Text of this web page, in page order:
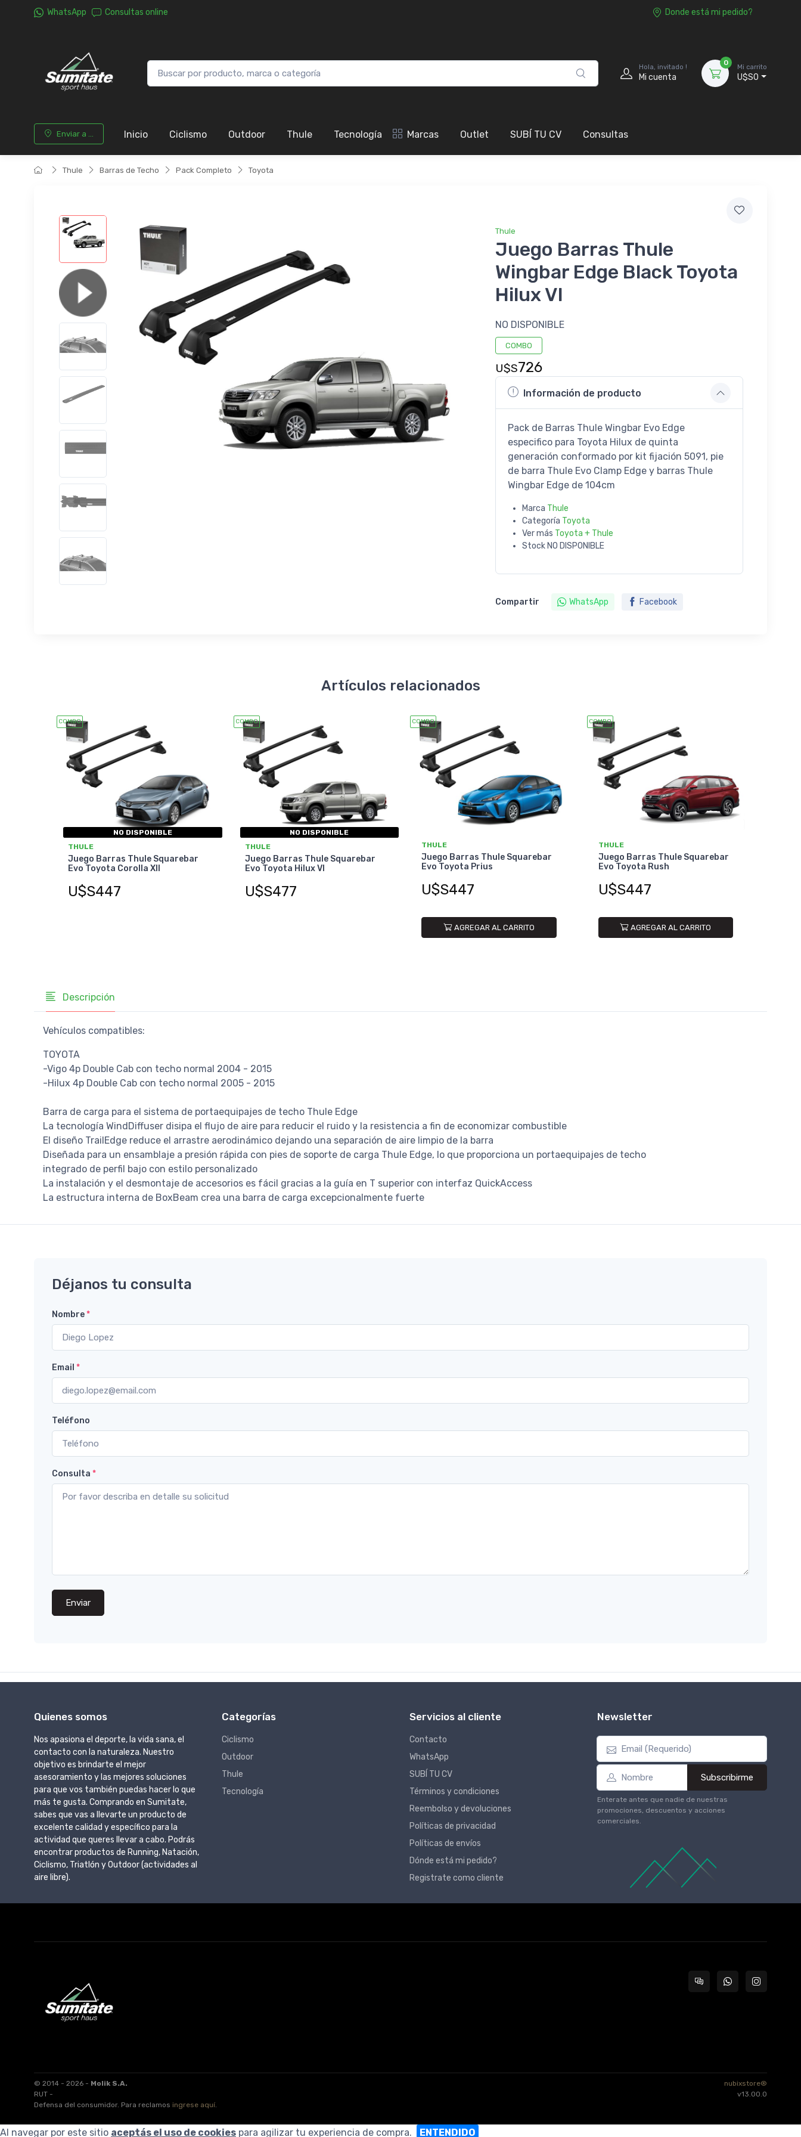
WhatsApp Consultas online Donde está mi pedido?
Hola, invitado !
Mi cuenta
0
Mi carrito
U$S0
Enviar a ... Inicio Ciclismo Outdoor Thule Tecnología Marcas Outlet SUBÍ TU CV Consultas
Thule Barras de Techo Pack Completo Toyota
Thule
Juego Barras Thule
Wingbar Edge Black Toyota
Hilux VI
NO DISPONIBLE
COMBO
U$S726
Información de producto
Pack de Barras Thule Wingbar Evo Edge
especifico para Toyota Hilux de quinta
generación conformado por kit fijación 5091, pie
de barra Thule Evo Clamp Edge y barras Thule
Wingbar Edge de 104cm
Marca Thule
Categoría Toyota
Ver más Toyota + Thule
Stock NO DISPONIBLE
Compartir WhatsApp Facebook
Artículos relacionados
COMBO
NO DISPONIBLE
THULE
Juego Barras Thule Squarebar
Evo Toyota Corolla XII
U$S447
COMBO
NO DISPONIBLE
THULE
Juego Barras Thule Squarebar
Evo Toyota Hilux VI
U$S477
COMBO
THULE
Juego Barras Thule Squarebar
Evo Toyota Prius
U$S447
AGREGAR AL CARRITO
COMBO
THULE
Juego Barras Thule Squarebar
Evo Toyota Rush
U$S447
AGREGAR AL CARRITO
Descripción
Vehículos compatibles:
TOYOTA
-Vigo 4p Double Cab con techo normal 2004 - 2015
-Hilux 4p Double Cab con techo normal 2005 - 2015
Barra de carga para el sistema de portaequipajes de techo Thule Edge
La tecnología WindDiffuser disipa el flujo de aire para reducir el ruido y la resistencia a fin de economizar combustible
El diseño TrailEdge reduce el arrastre aerodinámico dejando una separación de aire limpio de la barra
Diseñada para un ensamblaje a presión rápida con pies de soporte de carga Thule Edge, lo que proporciona un portaequipajes de techo
integrado de perfil bajo con estilo personalizado
La instalación y el desmontaje de accesorios es fácil gracias a la guía en T superior con interfaz QuickAccess
La estructura interna de BoxBeam crea una barra de carga excepcionalmente fuerte
Déjanos tu consulta
Nombre*
Email *
Teléfono
Consulta *
Enviar
Quienes somos
Nos apasiona el deporte, la vida sana, el
contacto con la naturaleza. Nuestro
objetivo es brindarte el mejor
asesoramiento y las mejores soluciones
para que vos también puedas hacer lo que
más te gusta. Comprando en Sumitate,
sabes que vas a llevarte un producto de
excelente calidad y específico para la
actividad que queres llevar a cabo. Podrás
encontrar productos de Running, Natación,
Ciclismo, Triatlón y Outdoor (actividades al
aire libre).
Categorías
Ciclismo
Outdoor
Thule
Tecnología
Servicios al cliente
Contacto
WhatsApp
SUBÍ TU CV
Términos y condiciones
Reembolso y devoluciones
Políticas de privacidad
Políticas de envíos
Dónde está mi pedido?
Registrate como cliente
Newsletter
Subscribirme
Enterate antes que nadie de nuestras
promociones, descuentos y acciones
comerciales.
© 2014 - 2026 - Molik S.A.
RUT -
Defensa del consumidor. Para reclamos ingrese aquí.
nubixstore®
v13.00.0
Al navegar por este sitio aceptás el uso de cookies para agilizar tu experiencia de compra. ENTENDIDO